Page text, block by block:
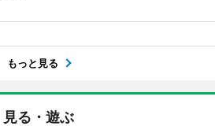
もっと見る
見る・遊ぶ